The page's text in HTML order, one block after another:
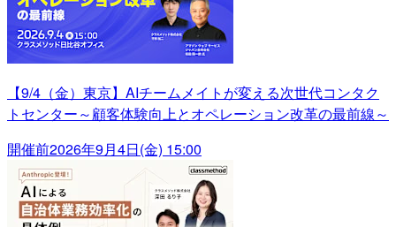
【9/4（金）東京】AIチームメイトが変える次世代コンタク
トセンター～顧客体験向上とオペレーション改革の最前線～
開催前2026年9月4日(金) 15:00